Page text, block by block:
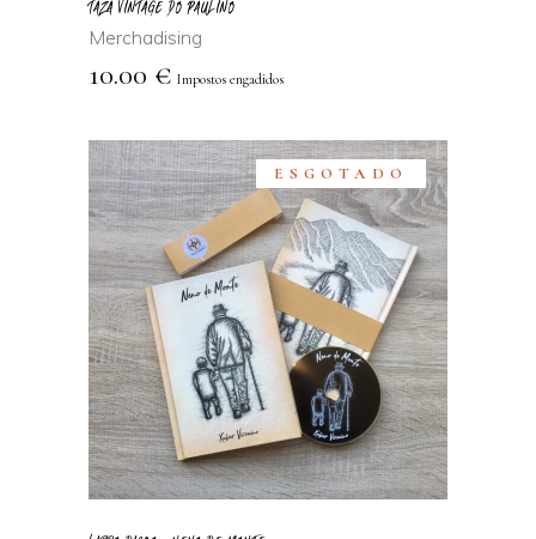
TAZA VINTAGE DO PAULINO
Merchadising
10.00 € Impostos engadidos
ESGOTADO
LEER MÁS